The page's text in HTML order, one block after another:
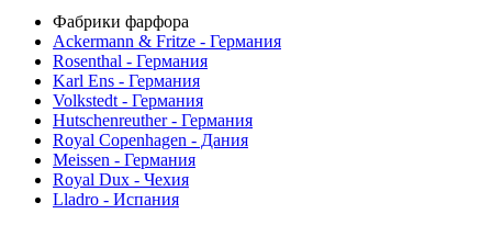
Фабрики фарфора
Ackermann & Fritze - Германия
Rosenthal - Германия
Karl Ens - Германия
Volkstedt - Германия
Hutschenreuther - Германия
Royal Copenhagen - Дания
Meissen - Германия
Royal Dux - Чехия
Lladro - Испания